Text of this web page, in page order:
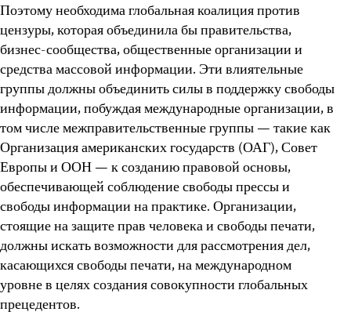
Поэтому необходима глобальная коалиция против
цензуры, которая объединила бы правительства,
бизнес-сообщества, общественные организации и
средства массовой информации. Эти влиятельные
группы должны объединить силы в поддержку свободы
информации, побуждая международные организации, в
том числе межправительственные группы — такие как
Организация американских государств (ОАГ), Совет
Европы и ООН — к созданию правовой основы,
обеспечивающей соблюдение свободы прессы и
свободы информации на практике. Организации,
стоящие на защите прав человека и свободы печати,
должны искать возможности для рассмотрения дел,
касающихся свободы печати, на международном
уровне в целях создания совокупности глобальных
прецедентов.